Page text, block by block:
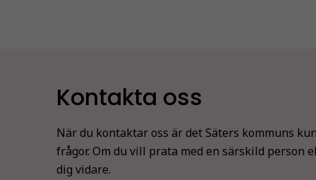
Kontakta oss
När du kontaktar oss är det Säters kommuns
frågor. Om du vill prata med en särskild person
dig vidare.